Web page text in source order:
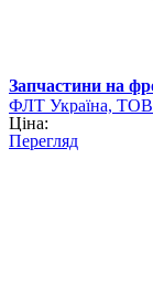
Запчастини на
ФЛТ Україна, ТОВ:
навантажувально-
Ціна:
Перегляд